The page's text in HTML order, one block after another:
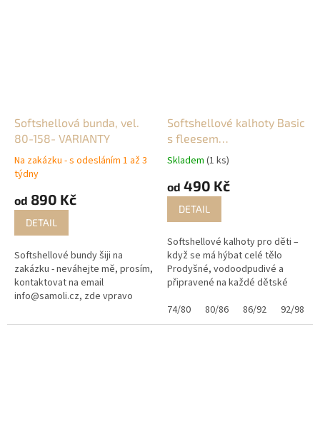
Softshellová bunda, vel.
80-158- VARIANTY
Na zakázku - s odesláním 1 až 3
týdny
od 890 Kč
DETAIL
Softshellové bundy šiji na
zakázku - neváhejte mě, prosím,
kontaktovat na email
info@samoli.cz, zde vpravo
stránky By
Softshellové kalhoty Basic
s fleesem
ABSTRAKT(zateplené)
Skladem (1 ks)
od 490 Kč
DETAIL
Softshellové kalhoty pro děti –
když se má hýbat celé tělo
Prodyšné, vodoodpudivé a
připravené na každé dětské
softshellové kalhoty jsou
navržené pro aktivní děti, které
74/80 80/86 86/92 92/98